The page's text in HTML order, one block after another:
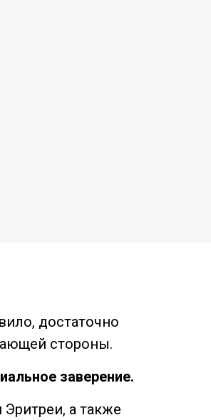
достаточно
стороны.
заверение.
а также